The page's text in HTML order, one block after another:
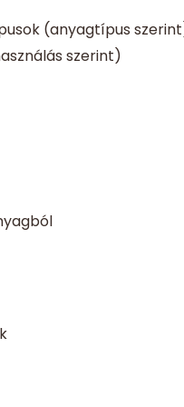
(anyagtípus
szerint)